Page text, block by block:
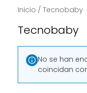
Inicio / Tecnobaby
Tecnobaby
No se han
coincidan